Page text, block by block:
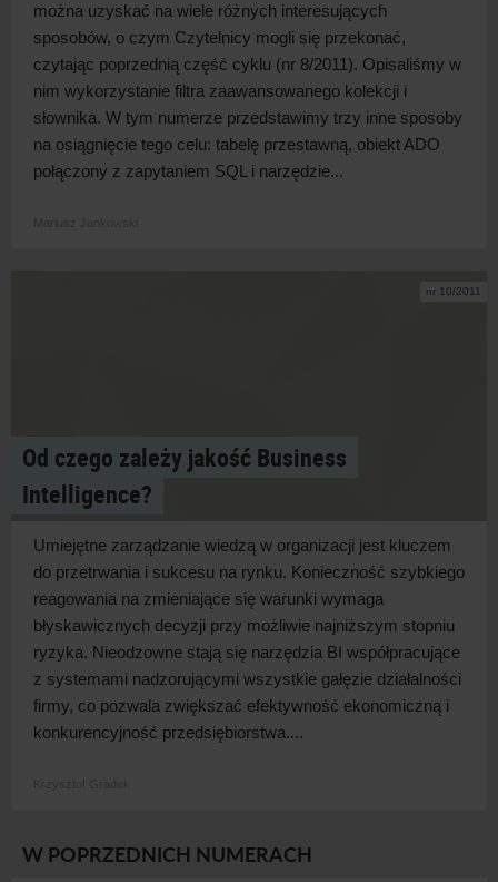
można uzyskać na wiele różnych interesujących
sposobów, o czym Czytelnicy mogli się przekonać,
czytając poprzednią część cyklu (nr 8/2011). Opisaliśmy w
nim wykorzystanie filtra zaawansowanego kolekcji i
słownika. W tym numerze przedstawimy trzy inne sposoby
na osiągnięcie tego celu: tabelę przestawną, obiekt ADO
połączony z zapytaniem SQL i narzędzie...
nr 10/2011
Od czego zależy jakość Business
Intelligence?
Umiejętne zarządzanie wiedzą w organizacji jest kluczem
do przetrwania i sukcesu na rynku. Konieczność szybkiego
reagowania na zmieniające się warunki wymaga
błyskawicznych decyzji przy możliwie najniższym stopniu
ryzyka. Nieodzowne stają się narzędzia BI współpracujące
z systemami nadzorującymi wszystkie gałęzie działalności
firmy, co pozwala zwiększać efektywność ekonomiczną i
konkurencyjność przedsiębiorstwa....
W POPRZEDNICH NUMERACH